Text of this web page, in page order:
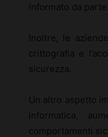
informato da
Inoltre, le
crittografia e
sicurezza.
Un altro aspetto
informatica,
comportamenti